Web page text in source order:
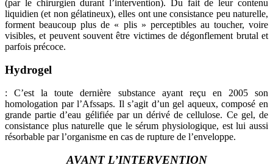
(par le chirurgien durant l’intervention). Du fait de leur contenu
liquidien (et non gélatineux), elles ont une consistance peu naturelle,
forment beaucoup plus de « plis » perceptibles au toucher, voire
visibles, et peuvent souvent être victimes de dégonflement brutal et
parfois précoce.
Hydrogel
: C’est la toute dernière substance ayant reçu en 2005 son
homologation par l’Afssaps. Il s’agit d’un gel aqueux, composé en
grande partie d’eau gélifiée par un dérivé de cellulose. Ce gel, de
consistance plus naturelle que le sérum physiologique, est lui aussi
résorbable par l’organisme en cas de rupture de l’enveloppe.
AVANT L’INTERVENTION